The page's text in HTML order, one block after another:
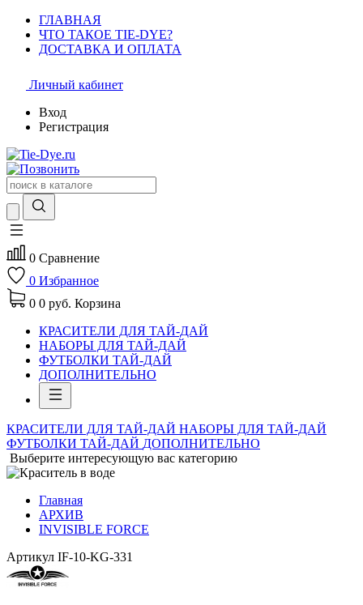
ГЛАВНАЯ
ЧТО ТАКОЕ TIE-DYE?
ДОСТАВКА И ОПЛАТА
Личный кабинет
Вход
Регистрация
0 Сравнение
0 Избранное
0 0 руб. Корзина
КРАСИТЕЛИ ДЛЯ ТАЙ-ДАЙ
НАБОРЫ ДЛЯ ТАЙ-ДАЙ
ФУТБОЛКИ ТАЙ-ДАЙ
ДОПОЛНИТЕЛЬНО
КРАСИТЕЛИ ДЛЯ ТАЙ-ДАЙ НАБОРЫ ДЛЯ ТАЙ-ДАЙ
ФУТБОЛКИ ТАЙ-ДАЙ ДОПОЛНИТЕЛЬНО
Выберите интересующую вас категорию
Главная
АРХИВ
INVISIBLE FORCE
Артикул IF-10-KG-331